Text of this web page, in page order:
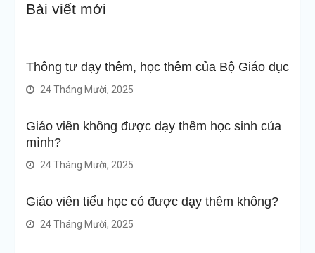
Bài viết mới
Thông tư dạy thêm, học thêm của Bộ Giáo dục
24 Tháng Mười, 2025
Giáo viên không được dạy thêm học sinh của
mình?
24 Tháng Mười, 2025
Giáo viên tiểu học có được dạy thêm không?
24 Tháng Mười, 2025